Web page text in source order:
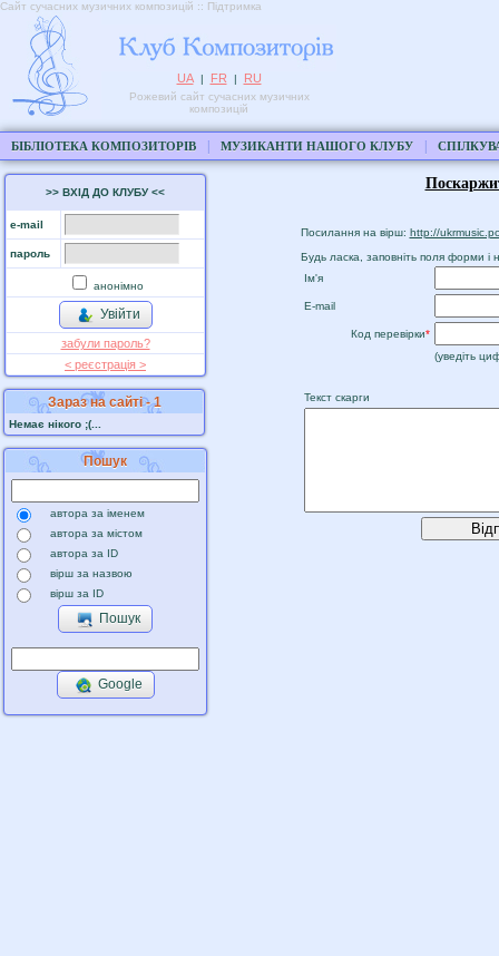
Сайт сучасних музичних композицій :: Підтримка
UA | FR | RU
Рожевий сайт сучасних музичних
композицій
БІБЛІОТЕКА КОМПОЗИТОРІВ МУЗИКАНТИ НАШОГО КЛУБУ
>> ВХІД ДО КЛУБУ <<
e-mail
пароль
анонімно
Увійти
забули пароль?
< реєстрaція >
Зараз на сайті - 1
Немає нікого ;(...
Пошук
автора за іменем
автора за містом
автора за ID
вірш за назвою
вірш за ID
Пошук
Google
Посилання на вірш: http://
Будь ласка, заповніть поля форми і
Ім'я
E-mail
Код перевірки*
(уведіть
Текст скарги